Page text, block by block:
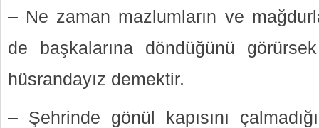
– Ne zaman mazlumların ve
de başkalarına döndüğünü
hüsrandayız demektir.
– Şehrinde gönül kapısını